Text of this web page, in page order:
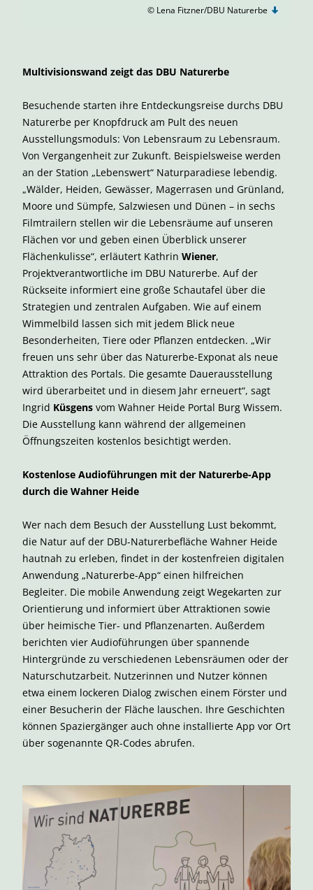
© Lena Fitzner/DBU Naturerbe
Multivisionswand zeigt das DBU Naturerbe
Besuchende starten ihre Entdeckungsreise durchs DBU
Naturerbe per Knopfdruck am Pult des neuen
Ausstellungsmoduls: Von Lebensraum zu Lebensraum.
Von Vergangenheit zur Zukunft. Beispielsweise werden
an der Station „Lebenswert“ Naturparadiese lebendig.
„Wälder, Heiden, Gewässer, Magerrasen und Grünland,
Moore und Sümpfe, Salzwiesen und Dünen – in sechs
Filmtrailern stellen wir die Lebensräume auf unseren
Flächen vor und geben einen Überblick unserer
Flächenkulisse“, erläutert Kathrin Wiener,
Projektverantwortliche im DBU Naturerbe. Auf der
Rückseite informiert eine große Schautafel über die
Strategien und zentralen Aufgaben. Wie auf einem
Wimmelbild lassen sich mit jedem Blick neue
Besonderheiten, Tiere oder Pflanzen entdecken. „Wir
freuen uns sehr über das Naturerbe-Exponat als neue
Attraktion des Portals. Die gesamte Dauerausstellung
wird überarbeitet und in diesem Jahr erneuert“, sagt
Ingrid Küsgens vom Wahner Heide Portal Burg Wissem.
Die Ausstellung kann während der allgemeinen
Öffnungszeiten kostenlos besichtigt werden.
Kostenlose Audioführungen mit der Naturerbe-App
durch die Wahner Heide
Wer nach dem Besuch der Ausstellung Lust bekommt,
die Natur auf der DBU-Naturerbefläche Wahner Heide
hautnah zu erleben, findet in der kostenfreien digitalen
Anwendung „Naturerbe-App“ einen hilfreichen
Begleiter. Die mobile Anwendung zeigt Wegekarten zur
Orientierung und informiert über Attraktionen sowie
über heimische Tier- und Pflanzenarten. Außerdem
berichten vier Audioführungen über spannende
Hintergründe zu verschiedenen Lebensräumen oder der
Naturschutzarbeit. Nutzerinnen und Nutzer können
etwa einem lockeren Dialog zwischen einem Förster und
einer Besucherin der Fläche lauschen. Ihre Geschichten
können Spaziergänger auch ohne installierte App vor Ort
über sogenannte QR-Codes abrufen.